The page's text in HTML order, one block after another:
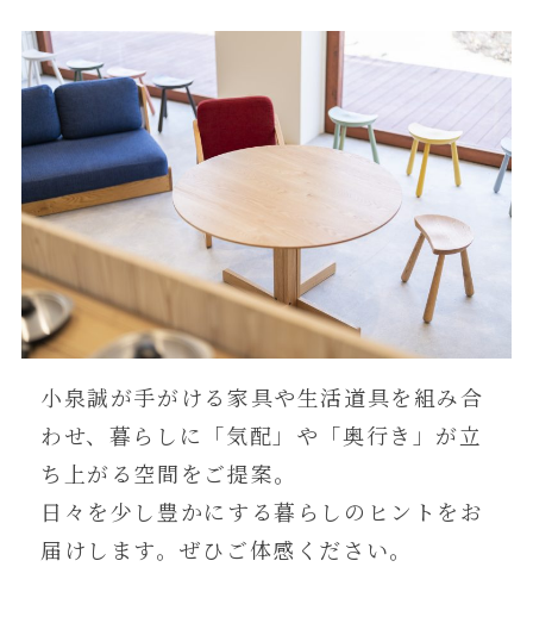
小泉誠が手がける家具や生活道具を組み合
わせ、暮らしに「気配」や「奥行き」が立
ち上がる空間をご提案。
日々を少し豊かにする暮らしのヒントをお
届けします。ぜひご体感ください。